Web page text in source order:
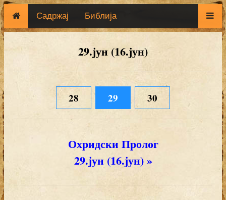
Садржај Библија
29.јун (16.јун)
28 29 30
Охридски Пролог
29.јун (16.јун) »